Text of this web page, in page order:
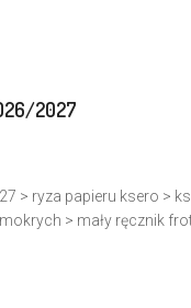
2027
> ryza papieru ksero >
> mały ręcznik